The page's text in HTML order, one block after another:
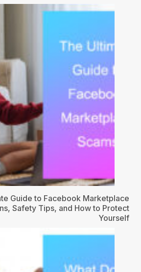
Guide to Facebook Marketplace
Safety Tips, and How to Protect
Yourself